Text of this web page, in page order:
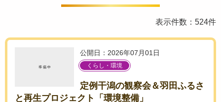
表示件数：524件
公開日：2026年07月01日
くらし・環境
定例干潟の観察会＆羽田ふるさ
と再生プロジェクト「環境整備」